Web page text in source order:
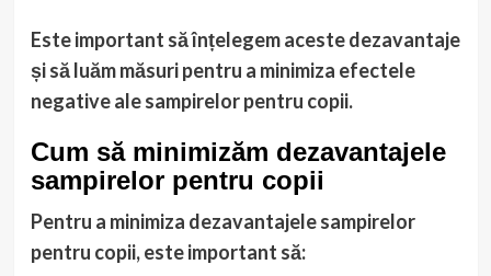
Este important să înțelegem aceste dezavantaje
și să luăm măsuri pentru a minimiza efectele
negative ale sampirelor pentru copii.
Cum să minimizăm dezavantajele
sampirelor pentru copii
Pentru a minimiza dezavantajele sampirelor
pentru copii, este important să: